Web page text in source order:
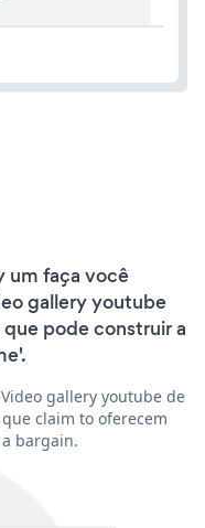
um faça você
gallery youtube
pode construir a
gallery youtube de
claim to oferecem
bargain.